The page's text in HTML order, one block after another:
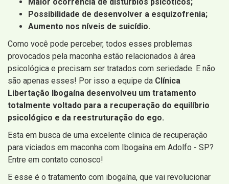
Maior ocorrência de distúrbios psicóticos;
Possibilidade de desenvolver a esquizofrenia;
Aumento nos níveis de suicídio.
Como você pode perceber, todos esses problemas
provocados pela maconha estão relacionados à área
psicológica e precisam ser tratados com seriedade. E não
são apenas esses! Por isso a equipe da Clínica
Libertação Ibogaína desenvolveu um tratamento
totalmente voltado para a recuperação do equilíbrio
psicológico e da reestruturação do ego.
Esta em busca de uma excelente clinica de recuperação
para viciados em maconha com Ibogaína em Adolfo - SP?
Entre em contato conosco!
E esse é o tratamento com ibogaína, que vai revolucionar